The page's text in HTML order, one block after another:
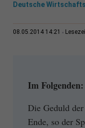
Deutsche
08.05.2014 14:21
Im Folgenden:
Die Geduld
Ende, so der